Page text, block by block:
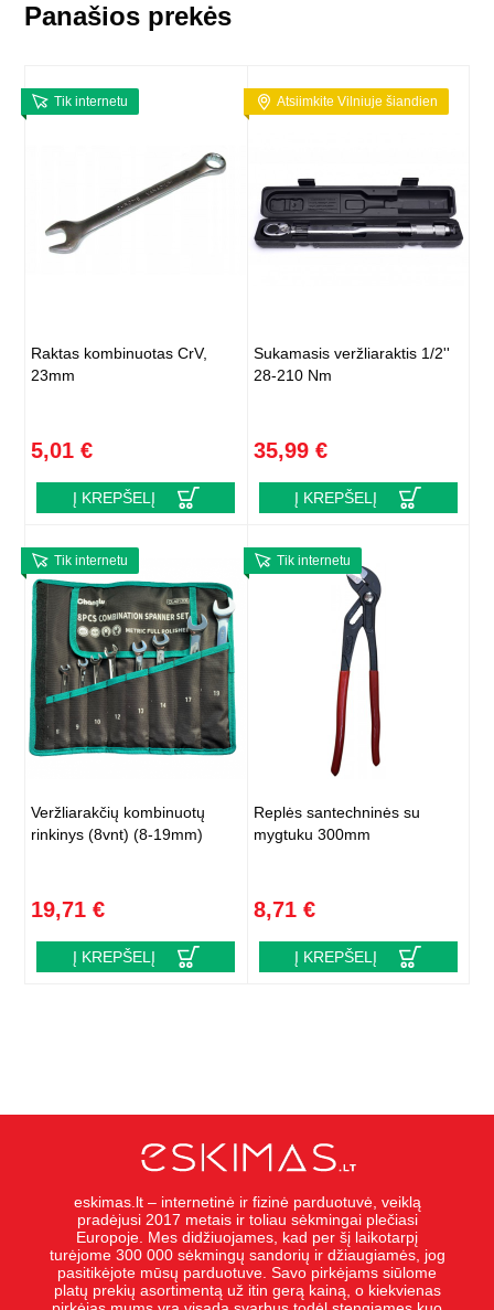
Panašios prekės
Tik internetu
Raktas kombinuotas CrV,
23mm
5,01 €
Į KREPŠELĮ
Atsiimkite Vilniuje šiandien
Sukamasis veržliaraktis 1/2''
28-210 Nm
35,99 €
Į KREPŠELĮ
Tik internetu
Veržliarakčių kombinuotų
rinkinys (8vnt) (8-19mm)
19,71 €
Į KREPŠELĮ
Tik internetu
Replės santechninės su
mygtuku 300mm
8,71 €
Į KREPŠELĮ
eskimas.lt – internetinė ir fizinė parduotuvė, veiklą
pradėjusi 2017 metais ir toliau sėkmingai plečiasi
Europoje. Mes didžiuojames, kad per šį laikotarpį
turėjome 300 000 sėkmingų sandorių ir džiaugiamės, jog
pasitikėjote mūsų parduotuve. Savo pirkėjams siūlome
platų prekių asortimentą už itin gerą kainą, o kiekvienas